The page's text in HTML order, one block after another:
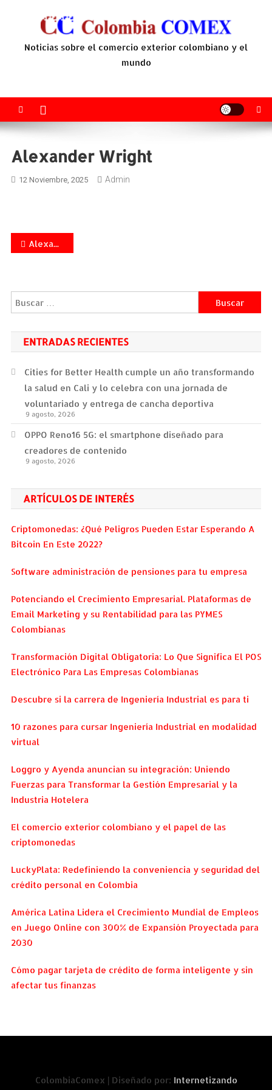
Noticias sobre el comercio exterior colombiano y el
mundo
Alexander Wright
12 Noviembre, 2025 Admin
Navegación
entradas
Alexander Wright, fundador de Kapbe, está creando un nuevo modelo global de intercambio de activos digitales con dividendos públicos
Buscar:
ENTRADAS RECIENTES
Cities for Better Health cumple un año transformando
la salud en Cali y lo celebra con una jornada de
voluntariado y entrega de cancha deportiva
9 agosto, 2026
OPPO Reno16 5G: el smartphone diseñado para
creadores de contenido
9 agosto, 2026
ARTÍCULOS DE INTERÉS
Criptomonedas: ¿Qué Peligros Pueden Estar Esperando A
Bitcoin En Este 2022?
Software administración de pensiones para tu empresa
Potenciando el Crecimiento Empresarial. Plataformas de
Email Marketing y su Rentabilidad para las PYMES
Colombianas
Transformación Digital Obligatoria: Lo Que Significa El POS
Electrónico Para Las Empresas Colombianas
Descubre si la carrera de Ingeniería Industrial es para ti
10 razones para cursar Ingeniería Industrial en modalidad
virtual
Loggro y Ayenda anuncian su integración: Uniendo
Fuerzas para Transformar la Gestión Empresarial y la
Industria Hotelera
El comercio exterior colombiano y el papel de las
criptomonedas
LuckyPlata: Redefiniendo la conveniencia y seguridad del
crédito personal en Colombia
América Latina Lidera el Crecimiento Mundial de Empleos
en Juego Online con 300% de Expansión Proyectada para
2030
Cómo pagar tarjeta de crédito de forma inteligente y sin
afectar tus finanzas
ColombiaComex | Diseñado por: Internetizando